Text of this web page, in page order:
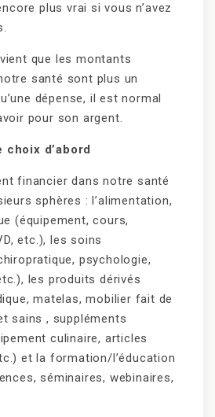
plus vrai si vous n’avez
que les montants
santé sont plus un
dépense, il est normal
pour son argent.
choix d’abord
financier dans notre santé
sphères : l’alimentation,
(équipement, cours,
etc.), les soins
psychologie,
les produits dérivés
matelas, mobilier fait de
sains , suppléments
culinaire, articles
et la formation/l’éducation
séminaires, webinaires,